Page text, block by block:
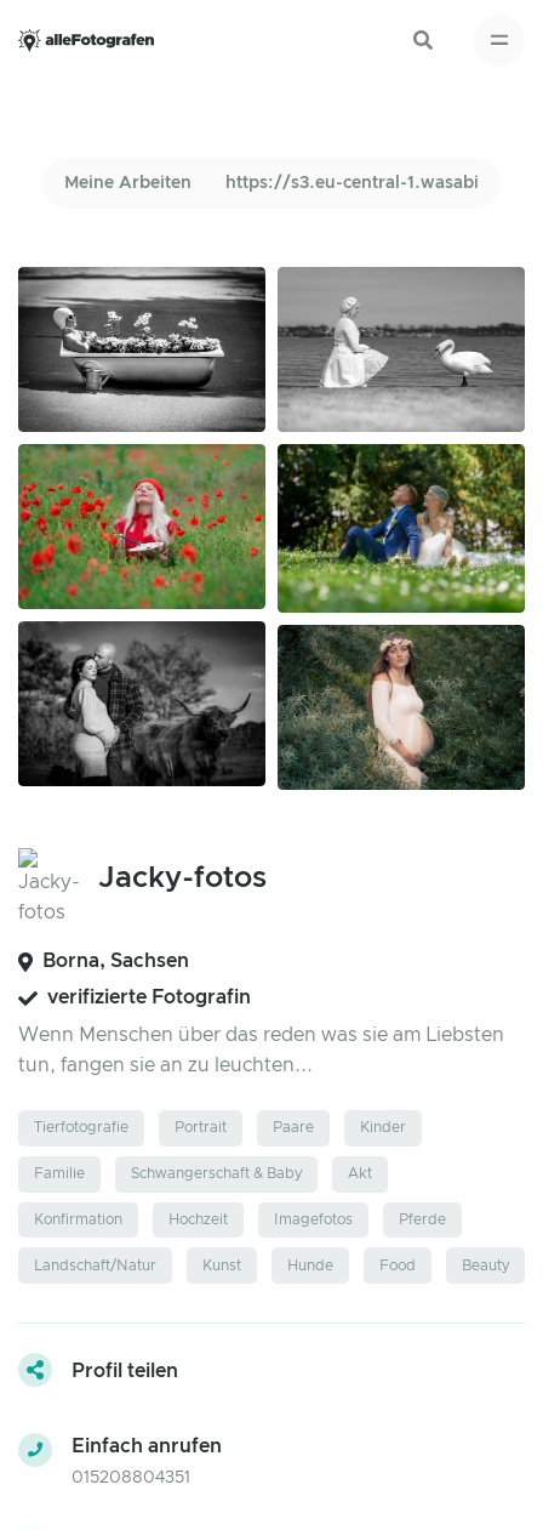
Meine Arbeiten https://s3.eu-central-1.wasabi
Jacky-fotos
Borna, Sachsen
verifizierte Fotografin
Wenn Menschen über das reden was sie am Liebsten
tun, fangen sie an zu leuchten...
Tierfotografie Portrait Paare Kinder
Familie Schwangerschaft & Baby Akt
Konfirmation Hochzeit Imagefotos Pferde
Landschaft/Natur Kunst Hunde Food Beauty
Profil teilen
Einfach anrufen
015208804351